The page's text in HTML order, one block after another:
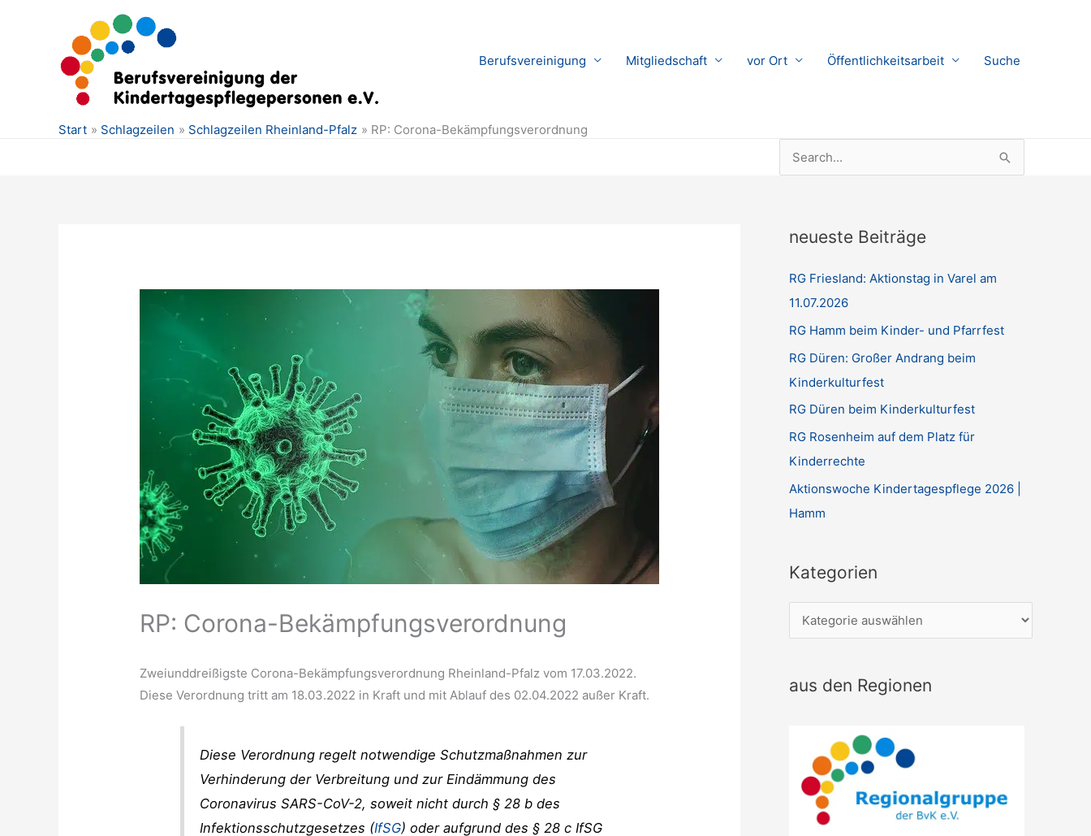
Berufsvereinigung Mitgliedschaft vor Ort Öffentlichkeitsarbeit Suche
Start Schlagzeilen Schlagzeilen Rheinland-Pfalz
RP: Corona-Bekämpfungsverordnung
Suchen
nach:
RP: Corona-Bekämpfungsverordnung
Zweiunddreißigste Corona-Bekämpfungsverordnung Rheinland-Pfalz vom 17.03.2022.
Diese Verordnung tritt am 18.03.2022 in Kraft und mit Ablauf des 02.04.2022 außer Kraft.
Diese Verordnung regelt notwendige Schutzmaßnahmen zur
Verhinderung der Verbreitung und zur Eindämmung des
Coronavirus SARS-CoV-2, soweit nicht durch § 28 b des
Infektionsschutzgesetzes (IfSG) oder aufgrund des § 28 c IfSG
neueste Beiträge
RG Friesland: Aktionstag in Varel am
11.07.2026
RG Hamm beim Kinder- und Pfarrfest
RG Düren: Großer Andrang beim
Kinderkulturfest
RG Düren beim Kinderkulturfest
RG Rosenheim auf dem Platz für
Kinderrechte
Aktionswoche Kindertagespflege 2026 |
Hamm
Kategorien
a
e
aus den Regionen